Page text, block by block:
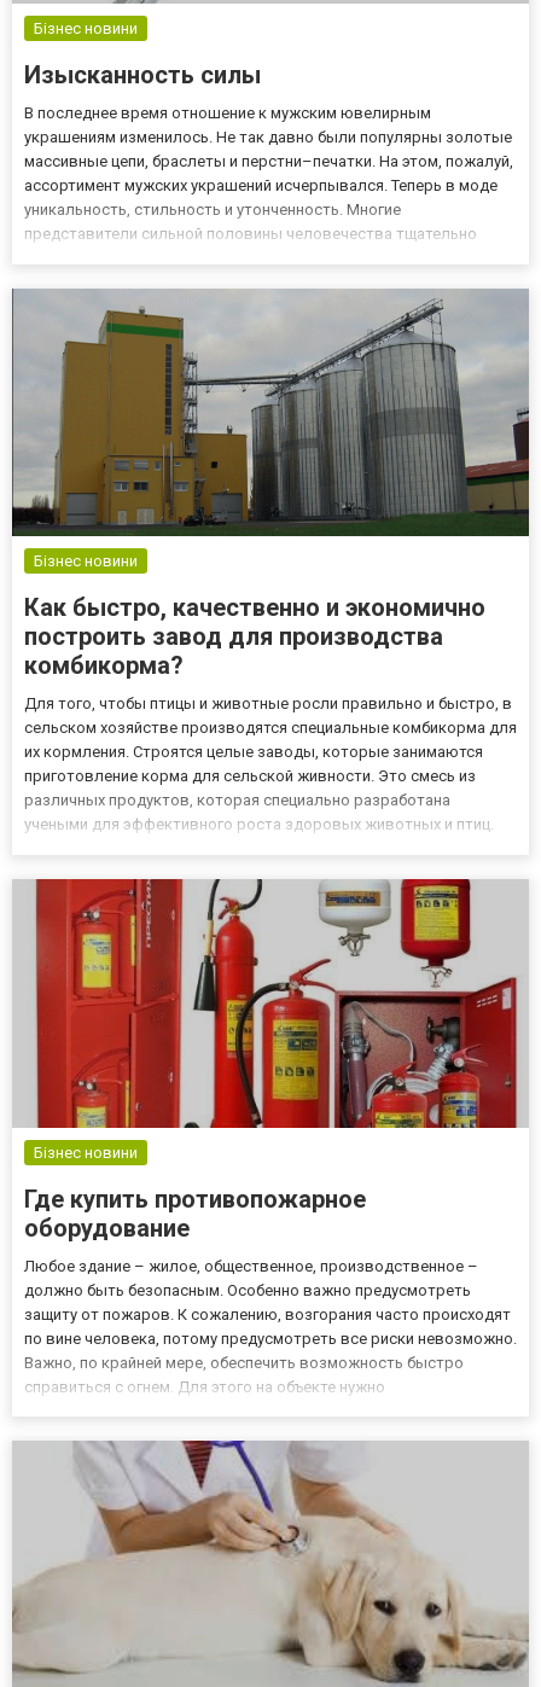
Бізнес новини
Изысканность силы
В последнее время отношение к мужским ювелирным
украшениям изменилось. Не так давно были популярны золотые
массивные цепи, браслеты и перстни–печатки. На этом, пожалуй,
ассортимент мужских украшений исчерпывался. Теперь в моде
уникальность, стильность и утонченность. Многие
представители сильной половины человечества тщательно
каталоге украинског...
Бізнес новини
Как быстро, качественно и экономично
построить завод для производства
комбикорма?
Для того, чтобы птицы и животные росли правильно и быстро, в
сельском хозяйстве производятся специальные комбикорма для
их кормления. Строятся целые заводы, которые занимаются
приготовление корма для сельской живности. Это смесь из
различных продуктов, которая специально разработана
учеными для эффективного роста здоровых животных и птиц.
Бізнес новини
Где купить противопожарное
оборудование
Любое здание – жилое, общественное, производственное –
должно быть безопасным. Особенно важно предусмотреть
защиту от пожаров. К сожалению, возгорания часто происходят
по вине человека, потому предусмотреть все риски невозможно.
Важно, по крайней мере, обеспечить возможность быстро
справиться с огнем. Для этого на объекте нужно
комплект. Его, как прави...